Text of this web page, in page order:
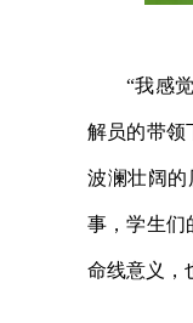
“我感
解员的带领
波澜壮阔的
事，学生们
命线意义，